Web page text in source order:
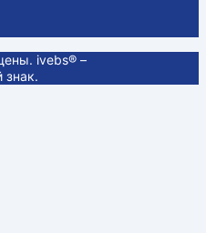
ivebs® –
знак.